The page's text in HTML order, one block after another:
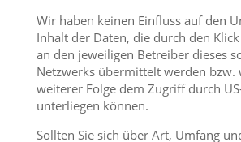
Wir haben keinen Einfluss auf den
Inhalt der Daten, die durch den
an den jeweiligen Betreiber dieses
Netzwerks übermittelt werden bzw.
weiterer Folge dem Zugriff durch
unterliegen können.
Sollten Sie sich über Art, Umfang